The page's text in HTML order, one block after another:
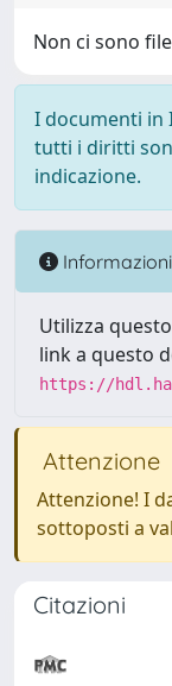
Non ci sono
I documenti in
tutti i diritti
indicazione.
Informazioni
Utilizza
link a questo
https://
Attenzione
Attenzione! I
sottoposti a
Citazioni